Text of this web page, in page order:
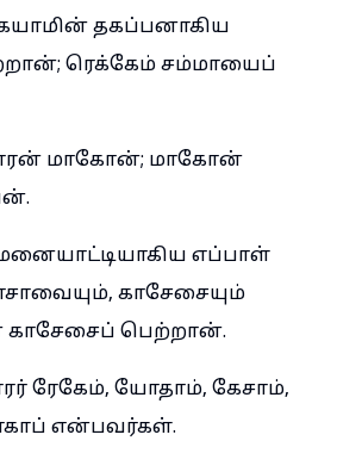
தகப்பனாகிய
ரெக்கேம் சம்மாயைப்
மாகோன்; மாகோன்
எப்பாள்
காசேசையும்
பெற்றான்.
ரேகேம், யோதாம், கேசாம்,
என்பவர்கள்.